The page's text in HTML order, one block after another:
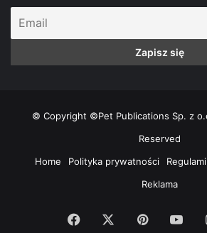
© Copyright ©Pet Publications Sp. z
Reserved
Home
Polityka prywatności
Reklama
Facebook Pinterest